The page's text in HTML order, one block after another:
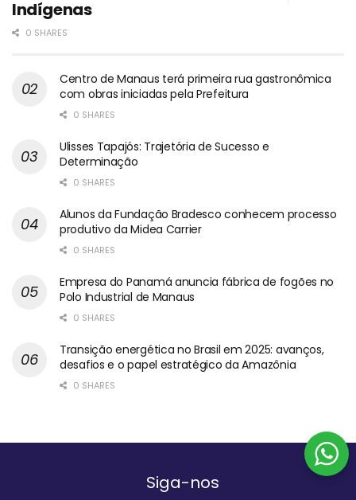
Indígenas
0 SHARES
Centro de Manaus terá primeira rua gastronômica
com obras iniciadas pela Prefeitura
0 SHARES
Ulisses Tapajós: Trajetória de Sucesso e
Determinação
0 SHARES
Alunos da Fundação Bradesco conhecem processo
produtivo da Midea Carrier
0 SHARES
Empresa do Panamá anuncia fábrica de fogões no
Polo Industrial de Manaus
0 SHARES
Transição energética no Brasil em 2025: avanços,
desafios e o papel estratégico da Amazônia
0 SHARES
Siga-nos